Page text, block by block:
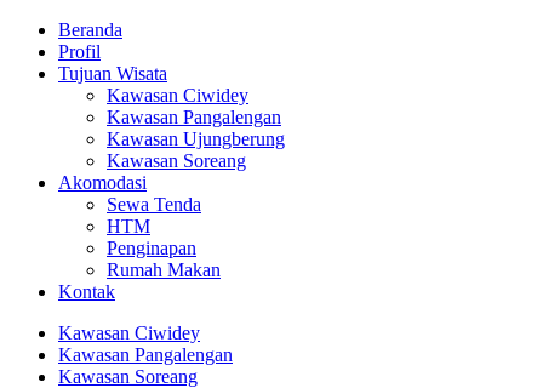
Beranda
Profil
Tujuan Wisata
Kawasan Ciwidey
Kawasan Pangalengan
Kawasan Ujungberung
Kawasan Soreang
Akomodasi
Sewa Tenda
HTM
Penginapan
Rumah Makan
Kontak
Kawasan Ciwidey
Kawasan Pangalengan
Kawasan Soreang